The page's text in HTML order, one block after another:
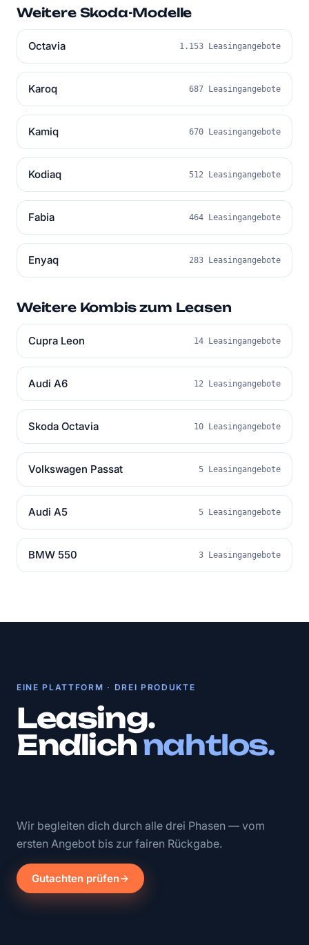
Weitere Skoda-Modelle
Octavia 1.153 Leasingangebote
Karoq 687 Leasingangebote
Kamiq 670 Leasingangebote
Kodiaq 512 Leasingangebote
Fabia 464 Leasingangebote
Enyaq 283 Leasingangebote
Weitere Kombis zum Leasen
Cupra Leon 14 Leasingangebote
Audi A6 12 Leasingangebote
Skoda Octavia 10 Leasingangebote
Volkswagen Passat 5 Leasingangebote
Audi A5 5 Leasingangebote
BMW 550 3 Leasingangebote
EINE PLATTFORM · DREI PRODUKTE
Leasing.
Endlichnahtlos.
Wir begleiten dich durch alle drei Phasen — vom
ersten Angebot bis zur fairen Rückgabe.
Gutachten prüfen